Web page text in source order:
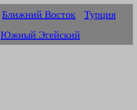
Ближний Восток
Турция
Южный Эгейский